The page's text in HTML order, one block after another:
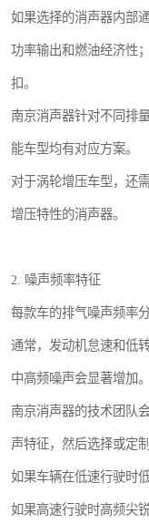
如果选择的消声器内部
功率输出和燃油经济性
扣。
南京消声器针对不同排
能车型均有对应方案。
对于涡轮增压车型，还
增压特性的消声器。
2. 噪声频率特征
每款车的排气噪声频率
通常，发动机怠速和低
中高频噪声会显著增加。
南京消声器的技术团队
声特征，然后选择或定
如果车辆在低速行驶时
如果高速行驶时高频尖